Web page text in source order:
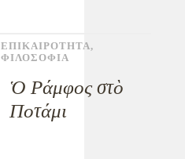
ΕΠΙΚΑΙΡΟΤΗΤΑ,
ΦΙΛΟΣΟΦΙΑ
Ὁ Ράμφος στὸ
Ποτάμι